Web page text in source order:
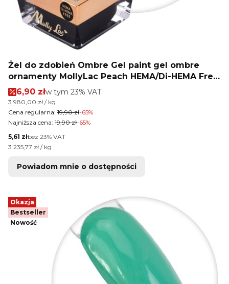
Żel do zdobień Ombre Gel paint gel ombre
ornamenty MollyLac Peach HEMA/Di-HEMA Free
Nr 15 5g
Cena promocyjna brutto
6,90 złw tym %s VAT
w tym 23% VAT
Cena jednostkowa brutto
3 980,00 zł / kg
Cena regularna: 19,90 zł-65%
Najniższa cena: 19,90 zł-65%
Cena netto
5,61 złbez 23% VAT
Cena jednostkowa netto
3 235,77 zł / kg
Powiadom mnie o dostępności
Okazja
Bestseller
Nowość